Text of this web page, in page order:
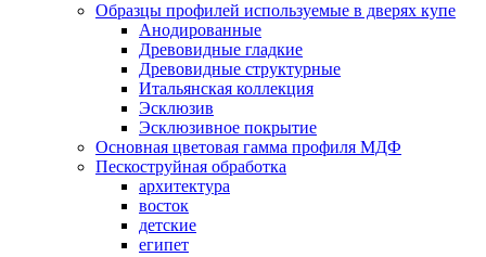
Образцы профилей используемые в дверях купе
Анодированные
Древовидные гладкие
Древовидные структурные
Итальянская коллекция
Эсклюзив
Эсклюзивное покрытие
Основная цветовая гамма профиля МДФ
Пескоструйная обработка
архитектура
восток
детские
египет